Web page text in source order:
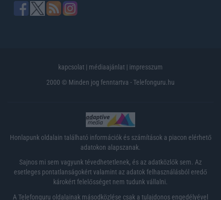
kapcsolat | médiaajánlat | impresszum
2000 © Minden jog fenntartva - Telefonguru.hu
Honlapunk oldalain található információk és számítások a piacon elérhető
adatokon alapszanak.
Sajnos mi sem vagyunk tévedhetetlenek, és az adatközlők sem. Az
esetleges pontatlanságokért valamint az adatok felhasználásból eredő
károkért felelősséget nem tudunk vállalni.
A Telefonguru oldalainak másodközlése csak a tulajdonos engedélyével